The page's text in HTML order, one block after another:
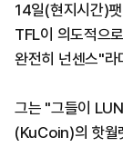
14일(현지시간)
TFL이 의도적으
완전히 넌센스"라
그는 "그들이
(KuCoin)의 핫월